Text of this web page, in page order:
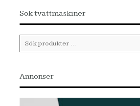
Sök tvättmaskiner
Annonser